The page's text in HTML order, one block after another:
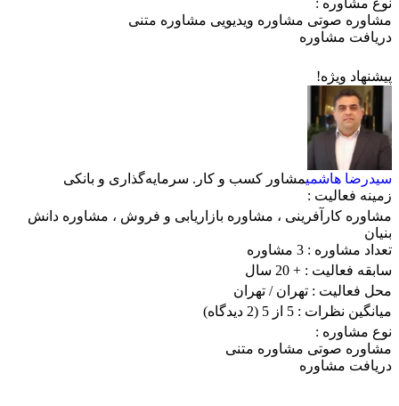
نوع مشاوره :
مشاوره صوتی مشاوره ویدیویی مشاوره متنی
دریافت مشاوره
پیشنهاد ویژه!
سیدرضا هاشمیمشاور کسب و کار. سرمایه‌گذاری و بانکی
زمینه فعالیت :
مشاوره کارآفرینی ، مشاوره بازاریابی و فروش ، مشاوره دانش
بنیان
تعداد مشاوره : 3 مشاوره
سابقه فعالیت : + 20 سال
محل فعالیت : تهران/ تهران
میانگین نظرات : 5 از 5
(2 دیدگاه)
نوع مشاوره :
مشاوره صوتی مشاوره متنی
دریافت مشاوره